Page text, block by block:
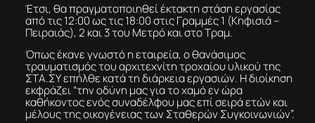
Έτσι, θα πραγματοποιηθεί έκτακτη στάση εργασίας
από τις 12:00 ως τις 18:00 στις Γραμμές 1 (Κηφισιά –
Πειραιάς), 2 και 3 του Μετρό και στο Τραμ.
Όπως έκανε γνωστό η εταιρεία, ο θανάσιμος
τραυματισμός του αρχιτεχνίτη τροχαίου υλικού της
ΣΤΑ.ΣΥ επήλθε κατά τη διάρκεια εργασιών. Η διοίκηση
εκφράζει “την οδύνη μας για το χαμό εν ώρα
καθήκοντος ενός συναδέλφου μας επί σειρά ετών και
μέλους της οικογένειας των Σταθερών Συγκοινωνιών”.